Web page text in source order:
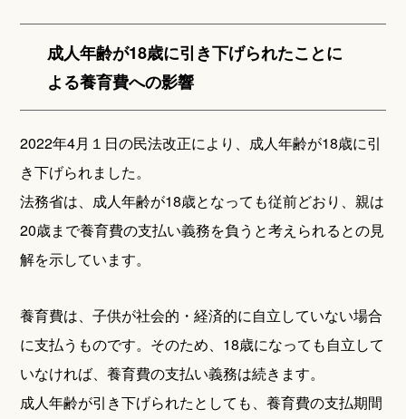
成人年齢が18歳に引き下げられたことに
よる養育費への影響
2022年4月１日の民法改正により、成人年齢が18歳に引
き下げられました。
法務省は、成人年齢が18歳となっても従前どおり、親は
20歳まで養育費の支払い義務を負うと考えられるとの見
解を示しています。
養育費は、子供が社会的・経済的に自立していない場合
に支払うものです。そのため、18歳になっても自立して
いなければ、養育費の支払い義務は続きます。
成人年齢が引き下げられたとしても、養育費の支払期間